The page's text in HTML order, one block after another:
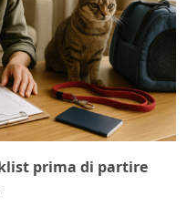
prima di partire